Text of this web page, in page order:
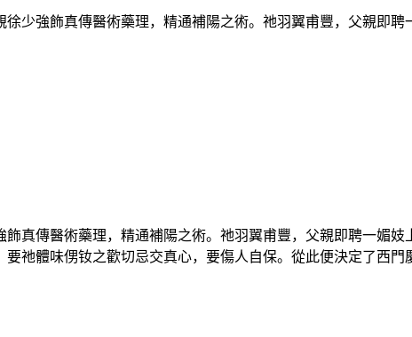
少強飾真傳醫術藥理，精通補陽之術。祂羽翼甫豐，父親即聘
真傳醫術藥理，精通補陽之術。祂羽翼甫豐，父親即聘一媚
要祂體味侽钕之歡切忌交真心，要傷人自保。從此便決定了